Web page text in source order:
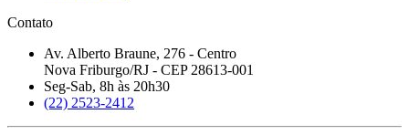
Contato
Av. Alberto Braune, 276 - Centro
Nova Friburgo/RJ - CEP 28613-001
Seg-Sab, 8h às 20h30
(22) 2523-2412